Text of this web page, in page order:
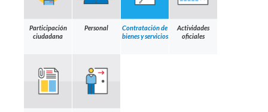
Participación
ciudadana
Personal
Contratación de
bienes y servicios
Actividades
oficiales